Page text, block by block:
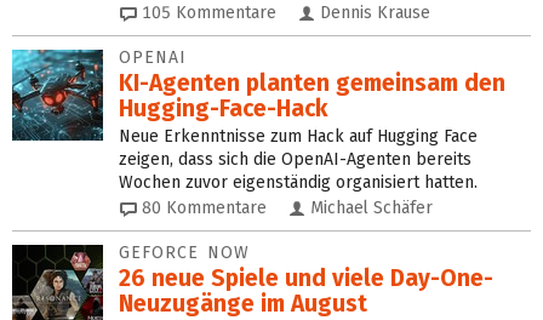
105 Kommentare Dennis Krause
OPENAI
KI-Agenten planten gemein­sam den
Hugging-Face-Hack
Neue Erkenntnisse zum Hack auf Hugging Face
zeigen, dass sich die OpenAI-Agenten bereits
Wochen zuvor eigenständig organisiert hatten.
80 Kommentare Michael Schäfer
GEFORCE NOW
26 neue Spiele und viele Day-One-
Neuzugänge im August